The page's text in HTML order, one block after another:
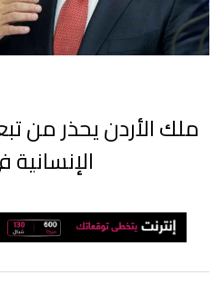
ملك الأردن يحذر من